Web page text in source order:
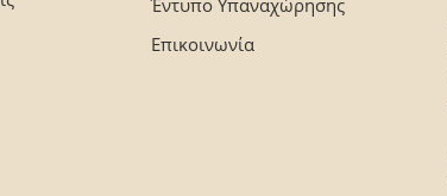
Έντυπο Υπαναχώρησης
Επικοινωνία